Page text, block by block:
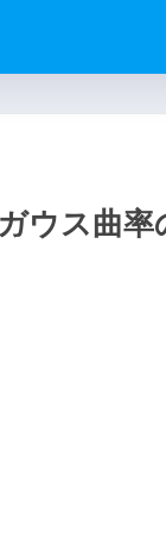
ウス曲率